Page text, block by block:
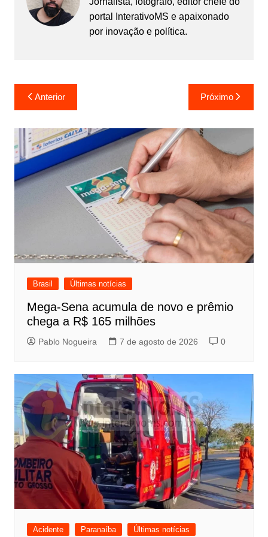
portal InterativoMS e apaixonado
por inovação e política.
Navegação
de
Post
Anterior Próximo
Brasil Últimas notícias
Mega-Sena acumula de novo e prêmio
chega a R$ 165 milhões
Pablo Nogueira 7 de agosto de 2026 0
Acidente Paranaíba Últimas notícias